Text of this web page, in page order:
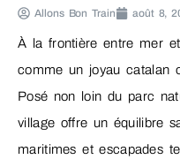
Allons Bon Train août 8,
À la frontière entre mer
comme un joyau catalan
Posé non loin du parc
village offre un équilibre
maritimes et escapades